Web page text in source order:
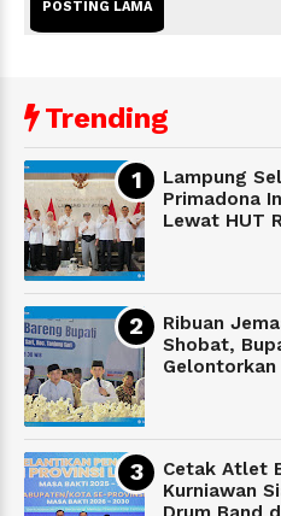
POSTING LAMA
Trending
Lampung
Primadona
Lewat HUT
Ribuan
Shobat,
Cetak Atlet
Kurniawan